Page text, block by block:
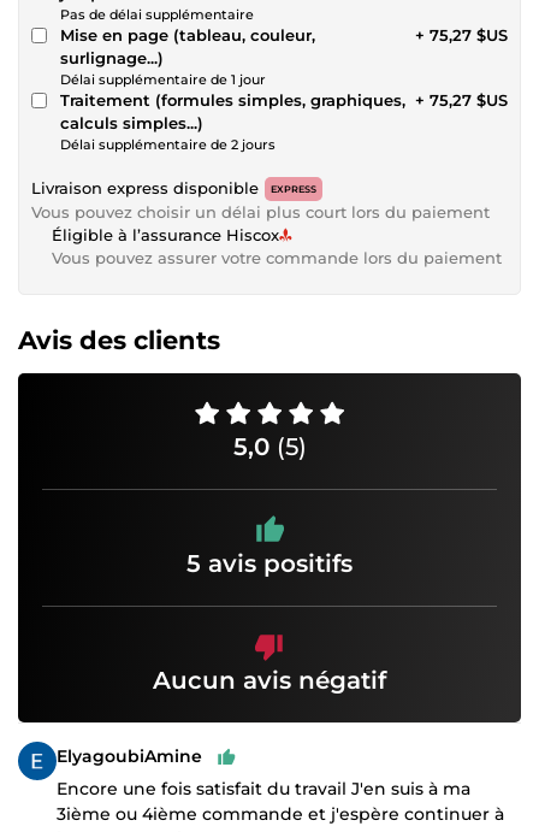
Pas de délai supplémentaire
Mise en page (tableau, couleur,
surlignage...)
Délai supplémentaire de 1 jour
+ 75,27 $US
Traitement (formules simples, graphiques,
calculs simples...)
Délai supplémentaire de 2 jours
+ 75,27 $US
Livraison express disponible EXPRESS
Vous pouvez choisir un délai plus court lors du paiement
Éligible à l’assurance Hiscox
Vous pouvez assurer votre commande lors du paiement
Avis des clients
5,0 (5)
5 avis positifs
Aucun avis négatif
ElyagoubiAmine
Encore une fois satisfait du travail J'en suis à ma
3ième ou 4ième commande et j'espère continuer à